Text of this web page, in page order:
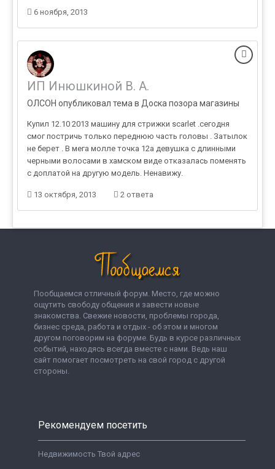
6 ноября, 2013
ИП Инюшкиной В. А.
ОЛСОН опубликовал тема в Доска позора магазины
Купил 12.10 2013 машину для стрижки scarlet .сегодня
смог постричь только переднюю часть головы . Затылок
не берет . В мега молле точка 12а девушка с длинными
черными волосами в хамском виде отказалась поменять
с доплатой на другую модель. Ненавижу.
13 октября, 2013 2 ответа
Пообщаемся отличный форум. Место, где можно
ощутить свободу общения и завести новые
знакомства. Свежие новости, проблемы города,
бизнес среда, работа и отдых - об этом и многом
другом поговорим на форуме. Будь в курсе различных
событий, находясь всегда вместе с нами. Ведь наш
сайт помогает посмотреть на свой город с другой
стороны.
Рекомендуем посетить
Недвижимость Твой адрес